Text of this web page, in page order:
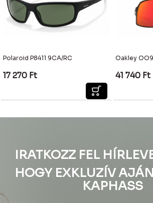
Polaroid P8411 9CA/RC
17 270 Ft
Oakley
41 740 Ft
IRATKOZZ FEL
HOGY EXKLUZÍV
KAPHASS